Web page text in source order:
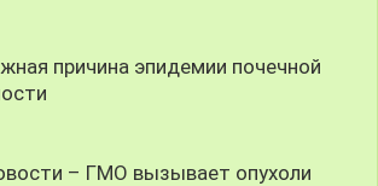
причина эпидемии почечной
– ГМО вызывает опухоли